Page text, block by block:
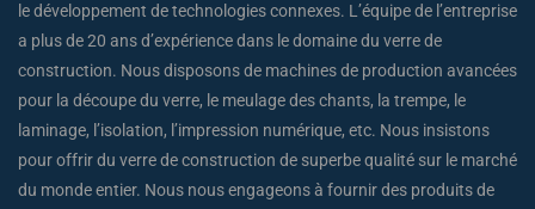
le développement de technologies connexes. L’équipe de l’entreprise
a plus de 20 ans d’expérience dans le domaine du verre de
construction. Nous disposons de machines de production avancées
pour la découpe du verre, le meulage des chants, la trempe, le
laminage, l’isolation, l’impression numérique, etc. Nous insistons
pour offrir du verre de construction de superbe qualité sur le marché
du monde entier. Nous nous engageons à fournir des produits de